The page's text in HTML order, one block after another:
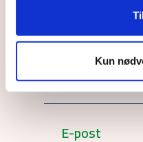
Kun
post:
Abonner på